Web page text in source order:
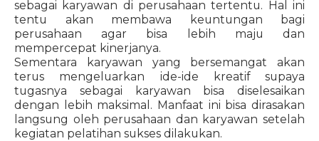
sebagai karyawan di perusahaan tertentu. Hal ini
tentu akan membawa keuntungan bagi
perusahaan agar bisa lebih maju dan
mempercepat kinerjanya.
Sementara karyawan yang bersemangat akan
terus mengeluarkan ide-ide kreatif supaya
tugasnya sebagai karyawan bisa diselesaikan
dengan lebih maksimal. Manfaat ini bisa dirasakan
langsung oleh perusahaan dan karyawan setelah
kegiatan pelatihan sukses dilakukan.